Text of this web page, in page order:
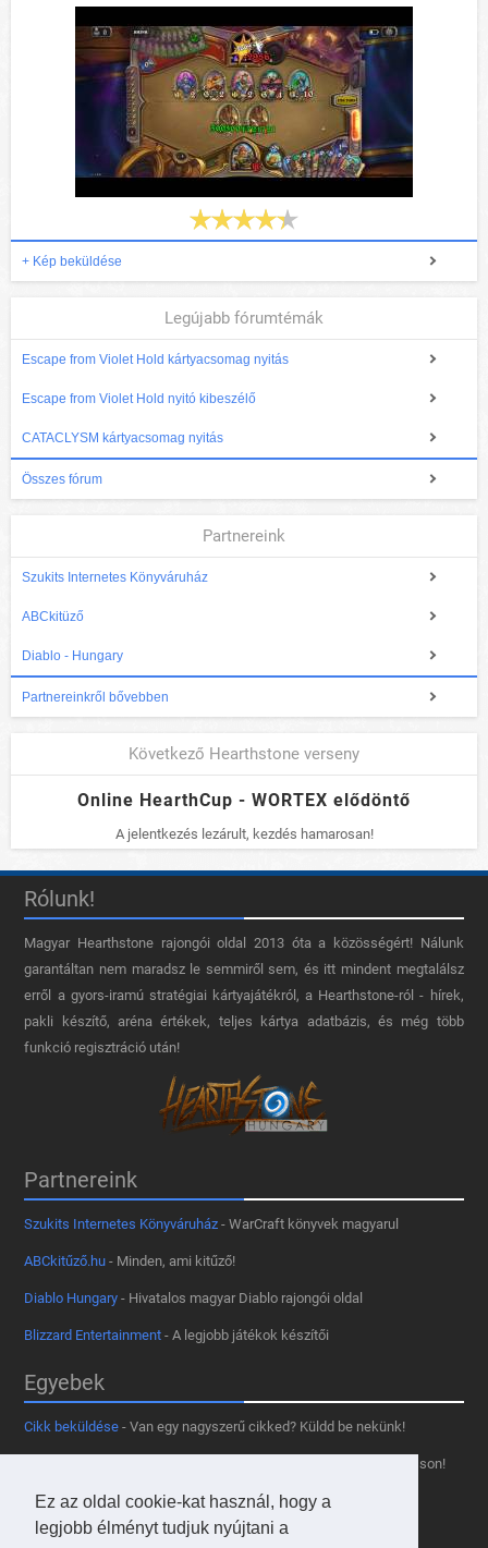
Ez az oldal cookie-kat használ, hogy a
legjobb élményt tudjuk nyújtani a
+ Kép beküldése
Legújabb fórumtémák
Escape from Violet Hold kártyacsomag nyitás
Escape from Violet Hold nyitó kibeszélő
CATACLYSM kártyacsomag nyitás
Összes fórum
Partnereink
Szukits Internetes Könyváruház
ABCkitüző
Diablo - Hungary
Partnereinkről bővebben
Következő Hearthstone verseny
Online HearthCup - WORTEX elődöntő
A jelentkezés lezárult, kezdés hamarosan!
Rólunk!
Magyar Hearthstone​ rajongói oldal 2013 óta a közösségért! Nálunk
garantáltan nem maradsz le semmiről sem, és itt mindent megtalálsz
erről a gyors-iramú stratégiai kártyajátékról, a Hearthstone-ról - hírek,
pakli készítő, aréna értékek, teljes kártya adatbázis, és még több
funkció regisztráció után!
Partnereink
Szukits Internetes Könyváruház - WarCraft könyvek magyarul
ABCkitűző.hu - Minden, ami kitűző!
Diablo Hungary - Hivatalos magyar Diablo rajongói oldal
Blizzard Entertainment - A legjobb játékok készítői
Egyebek
Cikk beküldése - Van egy nagyszerű cikked? Küldd be nekünk!
- Tetszik az oldal? Segíts, hogy fennmaradhasson!
Kapcsolat, médiaajánlat- Lépj velünk kapcsolatba!
Használd a tooltipünket- A saját oldaladon is!